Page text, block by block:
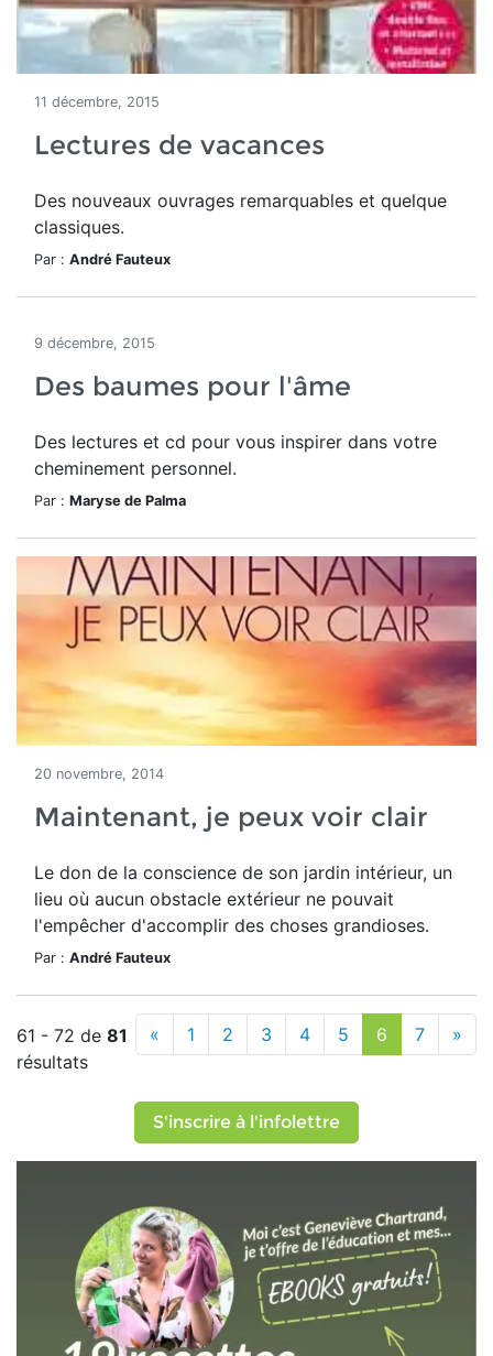
11 décembre, 2015
Lectures de vacances
Des nouveaux ouvrages remarquables et quelque
classiques.
Par : André Fauteux
9 décembre, 2015
Des baumes pour l'âme
Des lectures et cd pour vous inspirer dans votre
cheminement personnel.
Par : Maryse de Palma
20 novembre, 2014
Maintenant, je peux voir clair
Le don de la conscience de son jardin intérieur, un
lieu où aucun obstacle extérieur ne pouvait
l'empêcher d'accomplir des choses grandioses.
Par : André Fauteux
61 - 72 de 81
résultats
« 1 2 3 4 5 6 7 »
S'inscrire à l'infolettre